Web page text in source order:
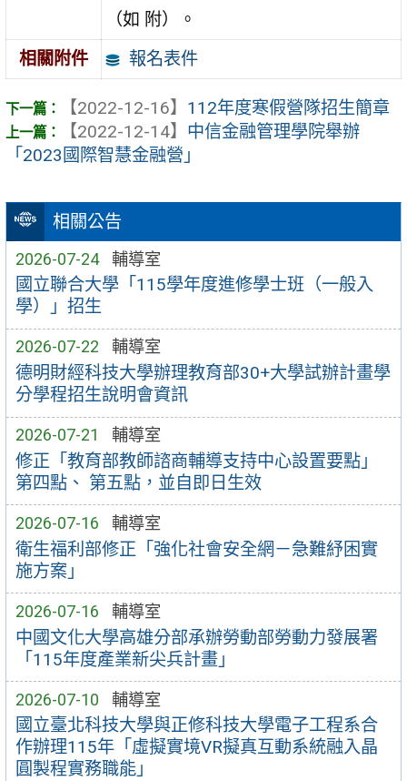
相關公告
2026-07-24 輔導室
國立聯合大學「115學年度進修學士班（一般入
學）」招生
2026-07-22 輔導室
德明財經科技大學辦理教育部30+大學試辦計畫學
分學程招生說明會資訊
2026-07-21 輔導室
修正「教育部教師諮商輔導支持中心設置要點」
第四點、 第五點，並自即日生效
2026-07-16 輔導室
衛生福利部修正「強化社會安全網－急難紓困實
施方案」
2026-07-16 輔導室
中國文化大學高雄分部承辦勞動部勞動力發展署
「115年度產業新尖兵計畫」
2026-07-10 輔導室
國立臺北科技大學與正修科技大學電子工程系合
作辦理115年「虛擬實境VR擬真互動系統融入晶
圓製程實務職能」
（如 附）。
相關附件
報名表件
【2022-12-16】 112年度寒假營隊招生簡章
【2022-12-14】 中信金融管理學院舉辦
「2023國際智慧金融營」